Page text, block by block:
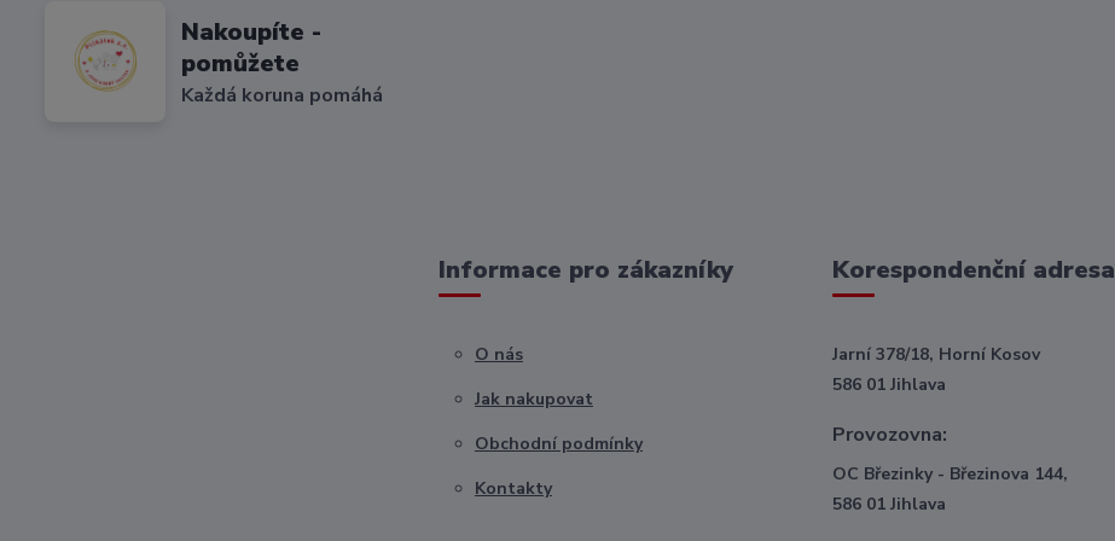
Nakoupíte -
pomůžete
Každá koruna pomáhá
Informace pro zákazníky
O nás
Jak nakupovat
Obchodní podmínky
Kontakty
Korespondenční adresa
Jarní 378/18, Horní Kosov
586 01 Jihlava
Provozovna:
OC Březinky - Březinova 144,
586 01 Jihlava